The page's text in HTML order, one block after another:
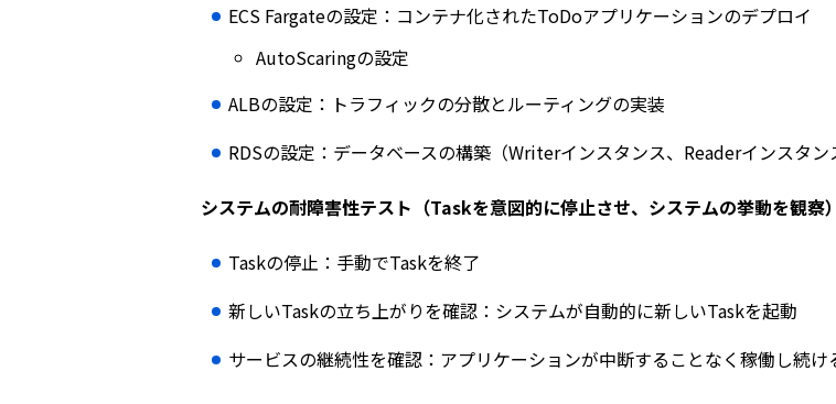
ECS Fargateの設定：コンテナ化されたToDoアプリケーションのデプロイ
AutoScaringの設定
ALBの設定：トラフィックの分散とルーティングの実装
RDSの設定：データベースの構築（Writerインスタンス、Readerインスタン
システムの耐障害性テスト（Taskを意図的に停止させ、システムの挙動を観察）
Taskの停止：手動でTaskを終了
新しいTaskの立ち上がりを確認：システムが自動的に新しいTaskを起動
サービスの継続性を確認：アプリケーションが中断することなく稼働し続け